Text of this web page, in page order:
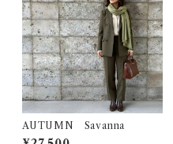
AUTUMN Savanna